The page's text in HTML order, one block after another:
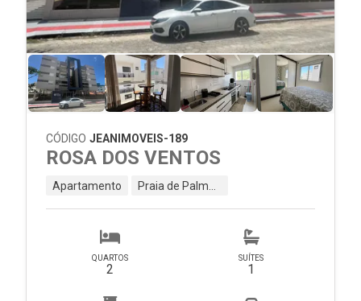
CÓDIGO JEANIMOVEIS-189
ROSA DOS VENTOS
Apartamento
QUARTOS
2
SUÍTES
1